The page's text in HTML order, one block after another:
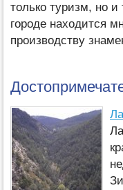
только туризм, но и
городе находится
производству